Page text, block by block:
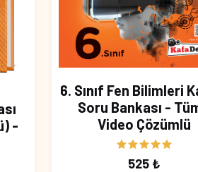
-
6. Sınıf Fen Bilimleri
Soru Bankası -
Video Çözümlü
525 ₺